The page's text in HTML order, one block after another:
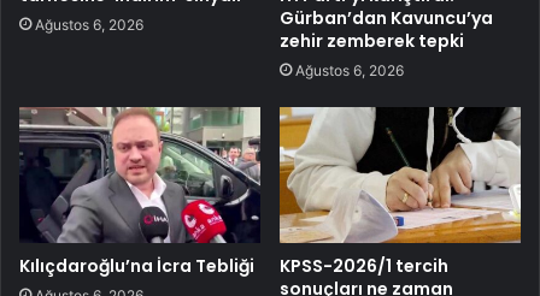
Ağustos 6, 2026
Gürban’dan Kavuncu’ya
zehir zemberek tepki
Ağustos 6, 2026
Kılıçdaroğlu’na İcra Tebliği
KPSS-2026/1 tercih
sonuçları ne zaman